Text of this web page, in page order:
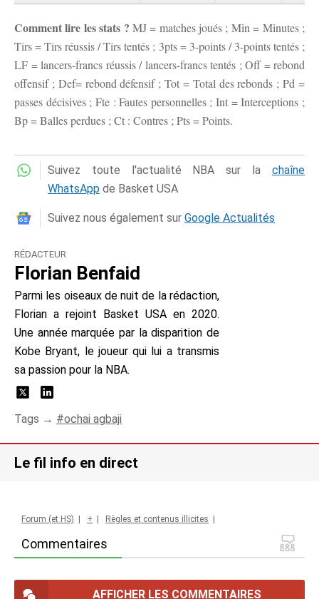
Comment lire les stats ? MJ = matches joués ; Min = Minutes ;
Tirs = Tirs réussis / Tirs tentés ; 3pts = 3-points / 3-points tentés ;
LF = lancers-francs réussis / lancers-francs tentés ; Off = rebond
offensif ; Def= rebond défensif ; Tot = Total des rebonds ; Pd =
passes décisives ; Fte : Fautes personnelles ; Int = Interceptions ;
Bp = Balles perdues ; Ct : Contres ; Pts = Points.
Suivez toute l'actualité NBA sur la chaîne
WhatsApp de Basket USA
Suivez nous également sur Google Actualités
RÉDACTEUR
Florian Benfaid
Parmi les oiseaux de nuit de la rédaction,
Florian a rejoint Basket USA en 2020.
Une année marquée par la disparition de
Kobe Bryant, le joueur qui lui a transmis
sa passion pour la NBA.
Tags → ochai agbaji
Le fil info en direct
Commentaires
Forum (et HS) + Règles et contenus illicites
AFFICHER LES COMMENTAIRES